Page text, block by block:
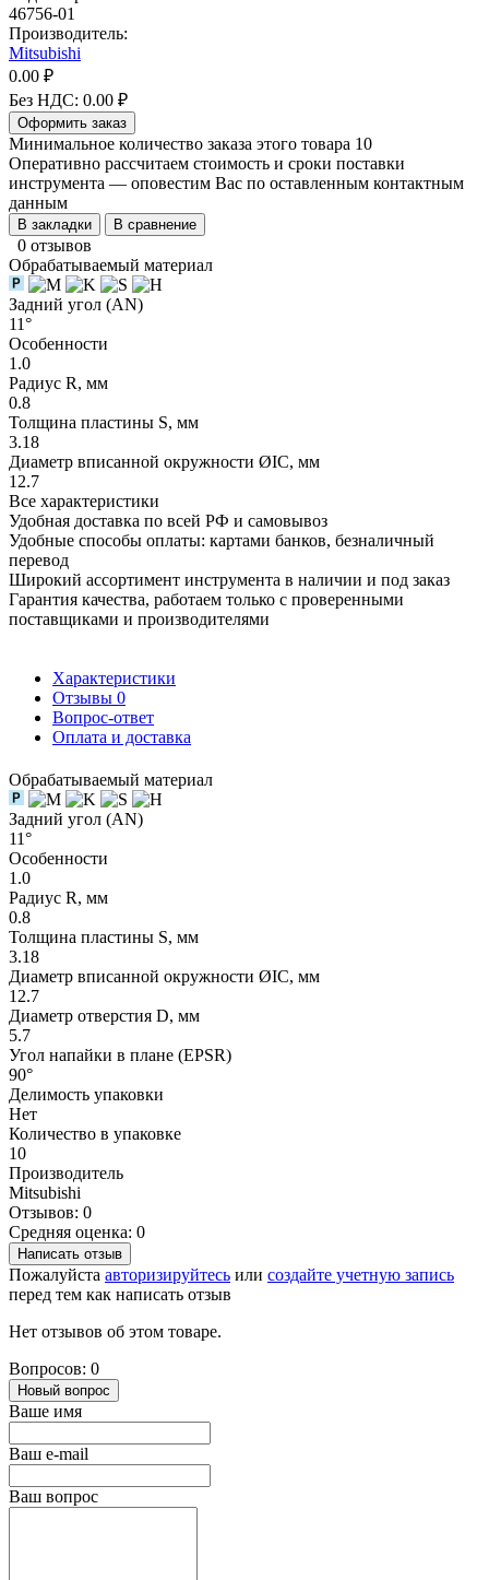
46756-01
Производитель:
Mitsubishi
0.00 ₽
Без НДС: 0.00 ₽
Оформить заказ
Минимальное количество заказа этого товара 10
Оперативно рассчитаем стоимость и сроки поставки
инструмента — оповестим Вас по оставленным контактным
данным
В закладки В сравнение
0 отзывов
Обрабатываемый материал
Задний угол (AN)
11°
Особенности
1.0
Радиус R, мм
0.8
Толщина пластины S, мм
3.18
Диаметр вписанной окружности ØIC, мм
12.7
Все характеристики
Удобная доставка по всей РФ и самовывоз
Удобные способы оплаты: картами банков, безналичный
перевод
Широкий ассортимент инструмента в наличии и под заказ
Гарантия качества, работаем только с проверенными
поставщиками и производителями
Характеристики
Отзывы 0
Вопрос-ответ
Оплата и доставка
Обрабатываемый материал
Задний угол (AN)
11°
Особенности
1.0
Радиус R, мм
0.8
Толщина пластины S, мм
3.18
Диаметр вписанной окружности ØIC, мм
12.7
Диаметр отверстия D, мм
5.7
Угол напайки в плане (EPSR)
90°
Делимость упаковки
Нет
Количество в упаковке
10
Производитель
Mitsubishi
Отзывов: 0
Средняя оценка: 0
Написать отзыв
Пожалуйста авторизируйтесь или создайте учетную запись
перед тем как написать отзыв
Нет отзывов об этом товаре.
Вопросов: 0
Новый вопрос
Ваше имя
Ваш e-mail
Ваш вопрос